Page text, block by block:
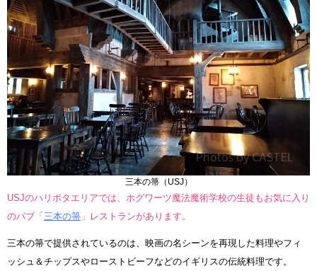
三本の箒（USJ）
USJのハリポタエリアでは、ホグワーツ魔法魔術学校の生徒もお気に入り
のパブ「 三本の箒 」レストランがあります。
三本の箒で提供されているのは、映画の名シーンを再現した料理やフィ
ッシュ＆チップスやローストビーフなどのイギリスの伝統料理です。